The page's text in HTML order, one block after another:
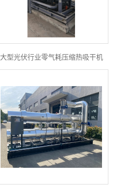
大型光伏行业零气耗压缩热吸干机